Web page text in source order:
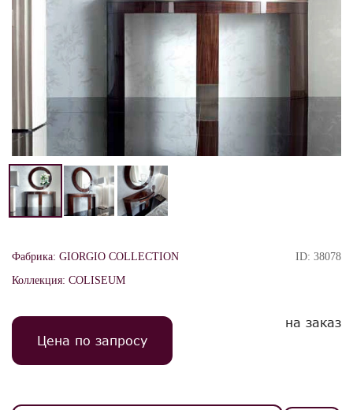
Фабрика: GIORGIO COLLECTION
Коллекция: COLISEUM
ID: 38078
Цена по запросу
на заказ